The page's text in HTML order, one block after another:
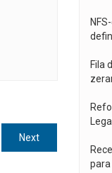
NextNext
post:
Fila